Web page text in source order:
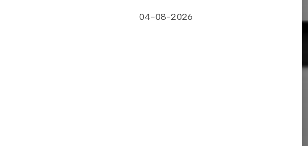
04-08-2026